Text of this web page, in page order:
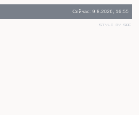
Сейчас: 9.8.2026, 16:55